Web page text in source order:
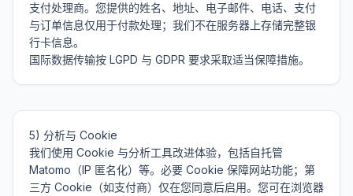
支付处理商。您提供的姓名、地址、电子邮件、电话、支付
与订单信息仅用于付款处理；我们不在服务器上存储完整银
行卡信息。
5) 分析与 Cookie
我们使用 Cookie 与分析工具改进体验，包括自托管
Matomo（IP 匿名化）等。必要 Cookie 保障网站功能；第
三方 Cookie（如支付商）仅在您同意后启用。您可在浏览器